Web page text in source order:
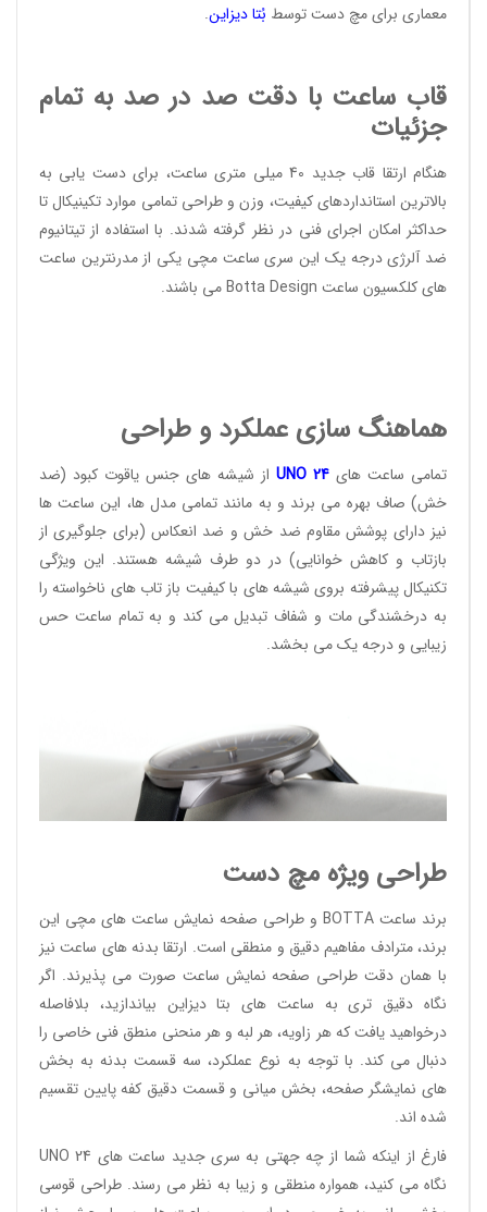
معماری برای مچ دست توسط بُتا دیزاین.
قاب ساعت با دقت صد در صد به تمام
جزئیات
هنگام ارتقا قاب جدید 40 میلی متری ساعت، برای دست یابی به
بالاترین استانداردهای کیفیت، وزن و طراحی تمامی موارد تکینیکال تا
حداکثر امکان اجرای فنی در نظر گرفته شدند. با استفاده از تیتانیوم
ضد آلرژی درجه یک این سری ساعت مچی یکی از مدرنترین ساعت
های کلکسیون ساعت Botta Designمی باشند.
هماهنگ سازی عملکرد و طراحی
تمامی ساعت های UNO 24
از شیشه های جنس یاقوت کبود (ضد
خش) صاف بهره می برند و به مانند تمامی مدل ها، این ساعت ها
نیز دارای پوشش مقاوم ضد خش و ضد انعکاس (برای جلوگیری از
بازتاب و کاهش خوانایی) در دو طرف شیشه هستند. این ویژگی
تکنیکال پیشرفته بروی شیشه های با کیفیت باز تاب های ناخواسته را
به درخشندگی مات و شفاف تبدیل می کند و به تمام ساعت حس
زیبایی و درجه یک می بخشد.
طراحی ویژه مچ دست
برند ساعت BOTTA و طراحی صفحه نمایش ساعت های مچی این
برند، مترادف مفاهیم دقیق و منطقی است. ارتقا بدنه های ساعت نیز
با همان دقت طراحی صفحه نمایش ساعت صورت می پذیرند. اگر
نگاه دقیق تری به ساعت های بتا دیزاین بیاندازید، بلافاصله
درخواهید یافت که هر زاویه، هر لبه و هر منحنی منطق فنی خاصی را
دنبال می کند. با توجه به نوع عملکرد، سه قسمت بدنه به بخش
های نمایشگر صفحه، بخش میانی و قسمت دقیق کفه پایین تقسیم
شده اند.
فارغ از اینکه شما از چه جهتی به سری جدید ساعت های UNO 24
نگاه می کنید، همواره منطقی و زیبا به نظر می رسند. طراحی قوسی